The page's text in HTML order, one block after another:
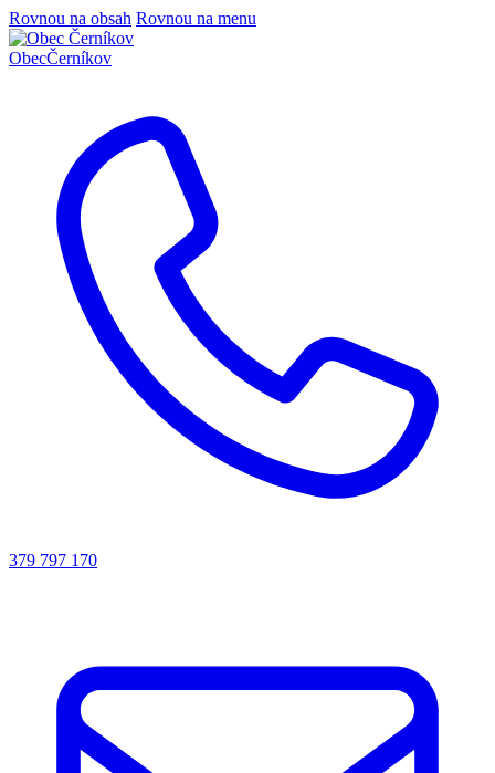
Rovnou na obsah Rovnou na menu
ObecČerníkov
379 797 170